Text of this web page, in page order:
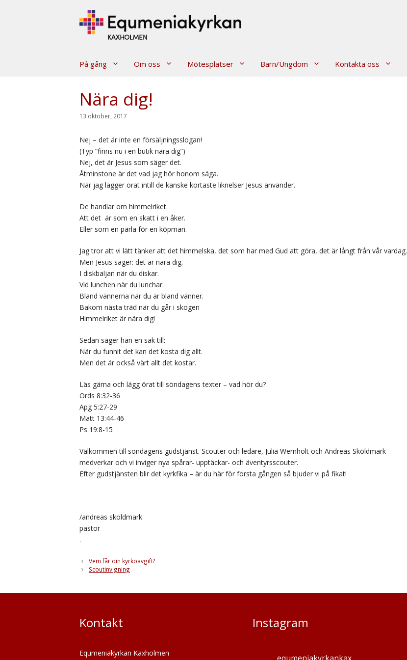
På gång Om oss Mötesplatser Barn/Ungdom Kontakta oss
Nära dig!
13 oktober, 2017
Nej – det är inte en försäljningsslogan!
(Typ ”finns nu i en butik nära dig”)
Nej, det är Jesus som säger det.
Åtminstone är det vad jag hör honom säga.
När jag lägger örat intill de kanske kortaste liknelser Jesus använder.
De handlar om himmelriket.
Att det är som en skatt i en åker.
Eller som en pärla för en köpman.
Jag tror att vi lätt tänker att det himmelska, det som har med Gud att göra, det är långt från vår vardag.
Men Jesus säger: det är nära dig.
I diskbaljan när du diskar.
Vid lunchen när du lunchar.
Bland vännerna när du är bland vänner.
Bakom nästa träd när du går i skogen
Himmelriket är nära dig!
Sedan säger han en sak till:
När du funnit det kan det kosta dig allt.
Men det är också värt allt det kostar.
Läs gärna och lägg örat till söndagens texter – vad hör du?
Ords 8:32-36
Apg 5:27-29
Matt 13:44-46
Ps 19:8-15
Välkommen till söndagens gudstjänst. Scouter och ledare, Julia Wernholt och Andreas Sköldmark
medverkar och vi inviger nya spårar- upptäckar- och äventyrsscouter.
Efter gudstjänsten blir det kyrkfika – är du här för första gången så bjuder vi på fikat!
/andreas sköldmark
pastor
.
Vem får din kyrkoavgift?
Scoutinvigning
Kontakt
Equmeniakyrkan Kaxholmen
Instagram